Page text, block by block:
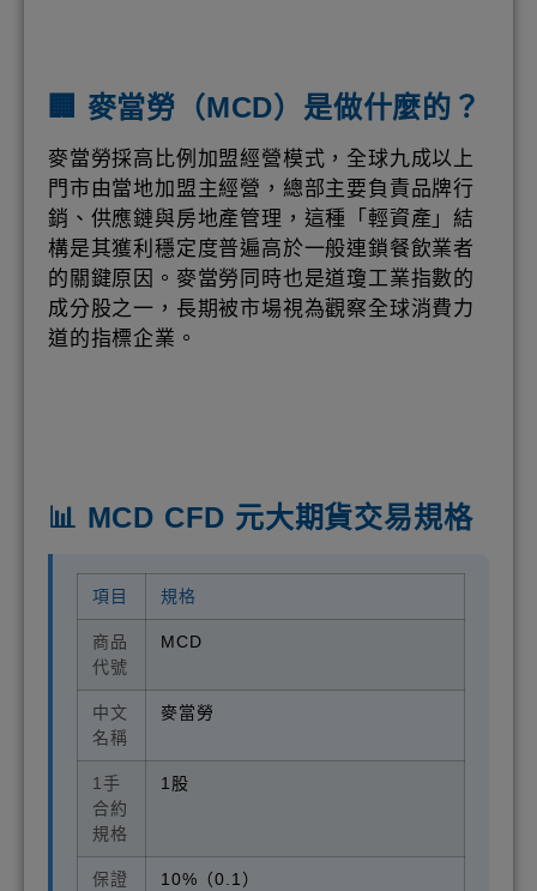
🏢 麥當勞（MCD）是做什麼的？
麥當勞採高比例加盟經營模式，全球九成以上
門市由當地加盟主經營，總部主要負責品牌行
銷、供應鏈與房地產管理，這種「輕資產」結
構是其獲利穩定度普遍高於一般連鎖餐飲業者
的關鍵原因。麥當勞同時也是道瓊工業指數的
成分股之一，長期被市場視為觀察全球消費力
道的指標企業。
📊 MCD CFD 元大期貨交易規格
項目 規格
商品
代號
MCD
中文
名稱
麥當勞
1手
合約
規格
1股
保證
10%（0.1）